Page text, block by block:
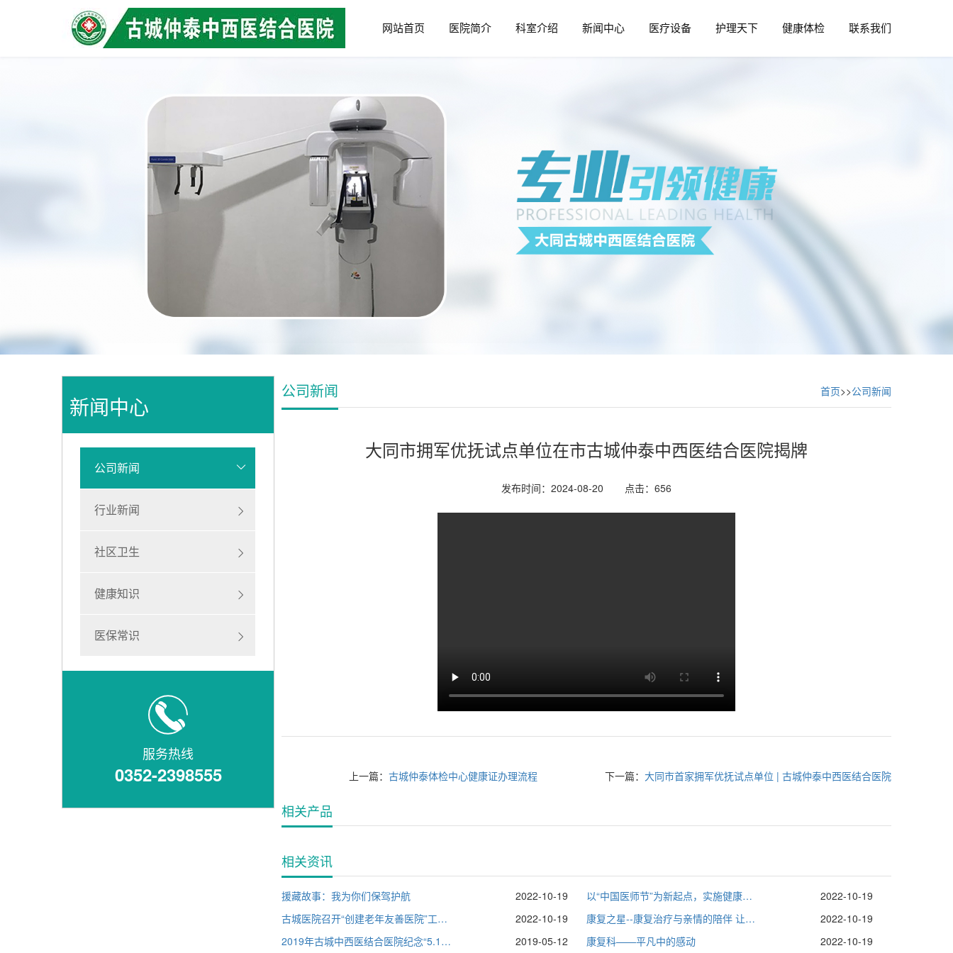
网站首页 医院简介 科室介绍 新闻中心 医疗设备 护理天下 健康体检 联系我们
新闻中心
公司新闻
行业新闻
社区卫生
健康知识
医保常识
服务热线
0352-2398555
公司新闻 首页>>公司新闻
大同市拥军优抚试点单位在市古城仲泰中西医结合医院揭牌
发布时间：2024-08-20 点击：656
上一篇： 古城仲泰体检中心健康证办理流程 下一篇： 大同市首家拥军优抚试点单位 | 古城仲泰中西医结合医院
相关产品
相关资讯
援藏故事：我为你们保驾护航 2022-10-19 以“中国医师节”为新起点，实施健康中国战略
2022-10-19
古城医院召开“创建老年友善医院”工作部署会议
2022-10-19 康复之星--康复治疗与亲情的陪伴 让患者重新回归家庭︿＿︿
2022-10-19
2019年古城中西医结合医院纪念“5.12“国际护士节！
2019-05-12 康复科——平凡中的感动 2022-10-19